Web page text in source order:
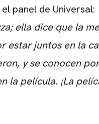
panel de Universal:
ella dice que la
estar juntos en la
y se conocen por
la película. ¡La